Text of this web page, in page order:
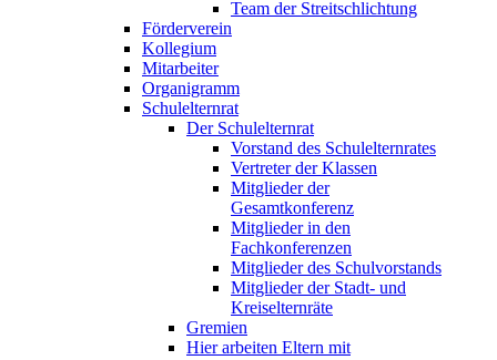
Team der Streitschlichtung
Förderverein
Kollegium
Mitarbeiter
Organigramm
Schulelternrat
Der Schulelternrat
Vorstand des Schulelternrates
Vertreter der Klassen
Mitglieder der
Gesamtkonferenz
Mitglieder in den
Fachkonferenzen
Mitglieder des Schulvorstands
Mitglieder der Stadt- und
Kreiselternräte
Gremien
Hier arbeiten Eltern mit